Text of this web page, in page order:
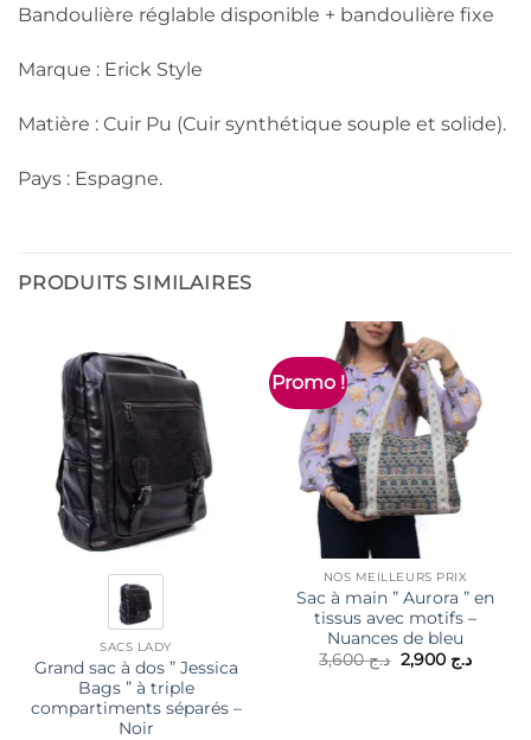
Bandoulière réglable disponible + bandoulière fixe
Marque : Erick Style
Matière : Cuir Pu (Cuir synthétique souple et solide).
Pays : Espagne.
PRODUITS SIMILAIRES
SACS LADY
Grand sac à dos ” Jessica
Bags ” à triple
compartiments séparés –
Noir
Promo !
NOS MEILLEURS PRIX
Sac à main ” Aurora ” en
tissus avec motifs –
Nuances de bleu
د.ج3,600
Le
prix
د.ج 2,900
Le